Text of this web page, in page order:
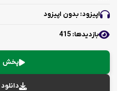
اپیزود: بدون اپیزود
بازدید‌ها: 415
پخش
دانلود